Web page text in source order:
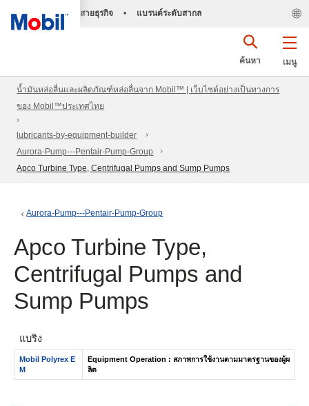
สายธุรกิจ • แบรนด์ระดับสากล
เมนู
ค้นหา
น้ำมันหล่อลื่นและผลิตภัณฑ์หล่อลื่นจาก Mobil™ | เว็บไซต์อย่างเป็นทางการ
ของ Mobil™ประเทศไทย
lubricants-by-equipment-builder
Aurora-Pump---Pentair-Pump-Group
Apco Turbine Type, Centrifugal Pumps and Sump Pumps
Aurora-Pump---Pentair-Pump-Group
Apco Turbine Type,
Centrifugal Pumps and
Sump Pumps
แบริ่ง
Mobil Polyrex E
M
Equipment Operation : สภาพการใช้งานตามมาตรฐานของผู้ผ
ลิต